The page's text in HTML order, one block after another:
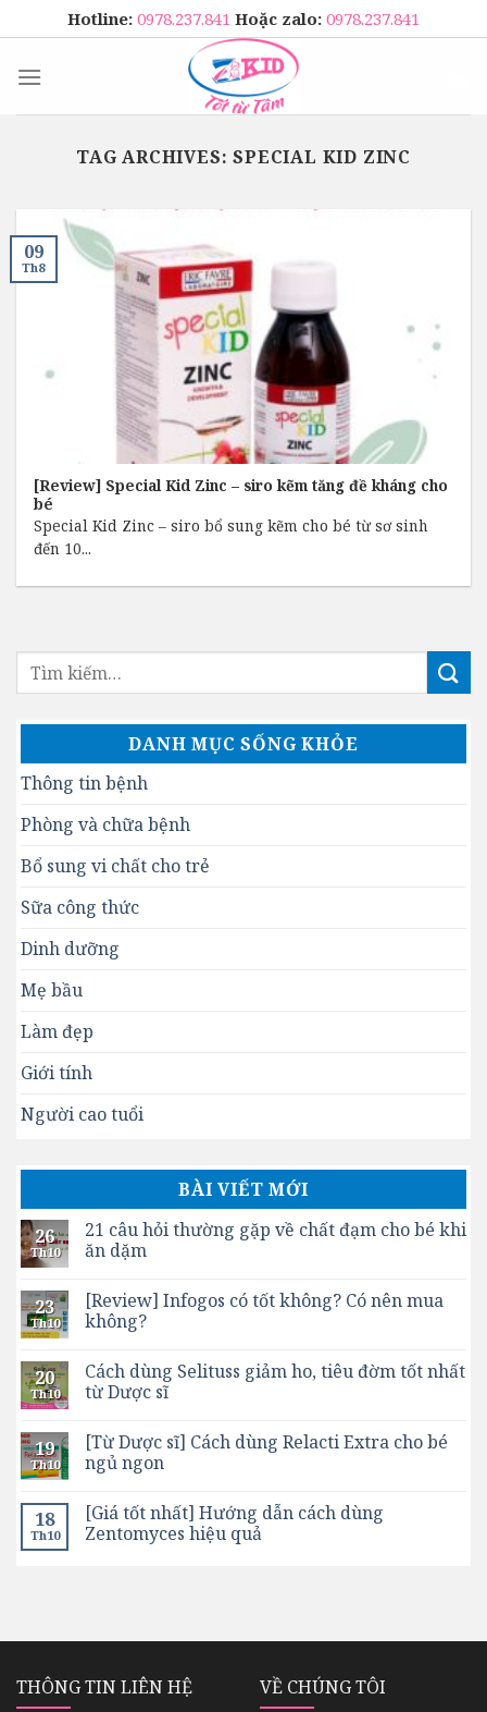
to
content
Hotline: 0978.237.841 Hoặc zalo: 0978.237.841
TAG ARCHIVES:SPECIAL KID ZINC
[Review] Special Kid Zinc – siro kẽm tăng đề kháng cho
bé
Special Kid Zinc – siro bổ sung kẽm cho bé từ sơ sinh
đến 10...
09
Th8
DANH MỤC SỐNG KHỎE
Thông tin bệnh
Phòng và chữa bệnh
Bổ sung vi chất cho trẻ
Sữa công thức
Dinh dưỡng
Mẹ bầu
Làm đẹp
Giới tính
Người cao tuổi
BÀI VIẾT MỚI
26
Th10
21 câu hỏi thường gặp về chất đạm cho bé khi
ăn dặm
23
Th10
[Review] Infogos có tốt không? Có nên mua
không?
20
Th10
Cách dùng Selituss giảm ho, tiêu đờm tốt nhất
từ Dược sĩ
19
Th10
[Từ Dược sĩ] Cách dùng Relacti Extra cho bé
ngủ ngon
18
Th10
[Giá tốt nhất] Hướng dẫn cách dùng
Zentomyces hiệu quả
THÔNG TIN LIÊN HỆ
VỀ CHÚNG TÔI